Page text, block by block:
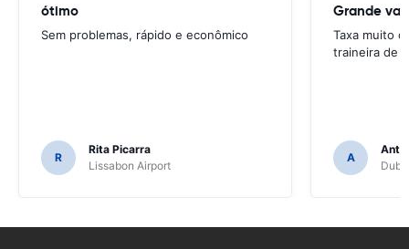
ótimo
Sem problemas, rápido e econômico
R
Rita Picarra
Lissabon Airport
Grande
Taxa muito
traineira de
A